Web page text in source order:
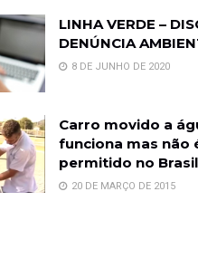
LINHA VERDE –
DENÚNCIA
8 DE JUNHO DE 2020
Carro movido a
funciona mas não
permitido no Brasil
20 DE MARÇO DE 2015